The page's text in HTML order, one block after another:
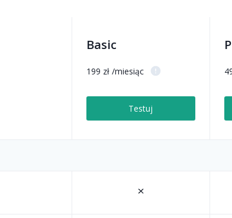
Basic
199 zł /miesiąc
Testuj